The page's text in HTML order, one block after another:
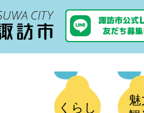
くらし
魅